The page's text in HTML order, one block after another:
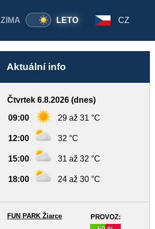
ZIMA LETO CZ
Aktuální info
Čtvrtek 6.8.2026 (dnes)
09:00 29 až 31 °C
12:00 32 °C
15:00 31 až 32 °C
18:00 24 až 30 °C
PROVOZ:
FUN PARK Žiarce